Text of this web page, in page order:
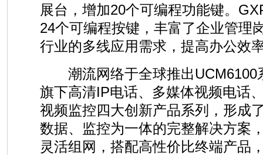
展台，增加20个可编程功能键。
24个可编程按键，丰富了企业管理
行业的多线应用需求，提高办公效
潮流网络于全球推出UCM6100
旗下高清IP电话、多媒体视频电话
视频监控四大创新产品系列，形成
数据、监控为一体的完整解决方案
灵活组网，搭配高性价比终端产品